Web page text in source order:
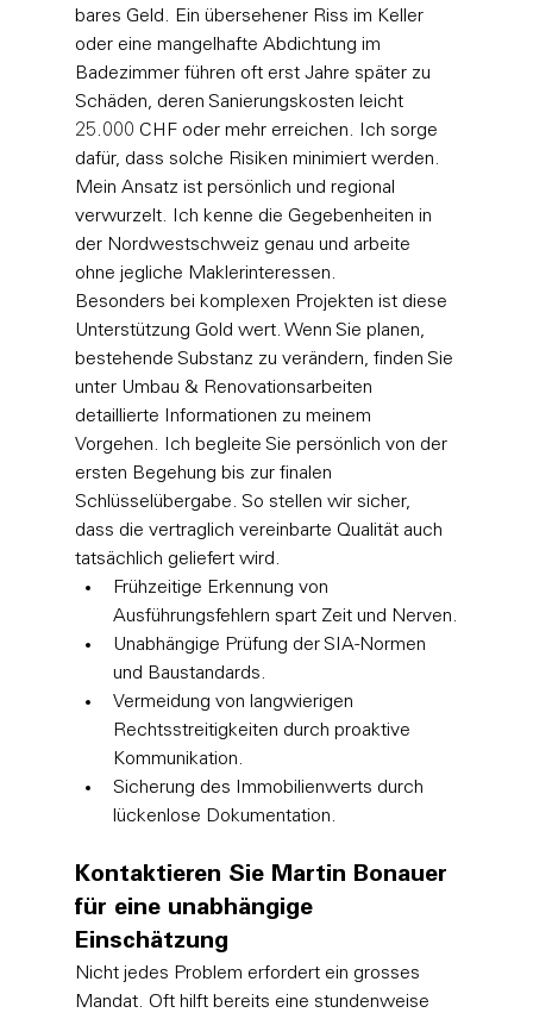
bares Geld. Ein übersehener Riss im Keller
oder eine mangelhafte Abdichtung im
Badezimmer führen oft erst Jahre später zu
Schäden, deren Sanierungskosten leicht
25.000 CHF oder mehr erreichen. Ich sorge
dafür, dass solche Risiken minimiert werden.
Mein Ansatz ist persönlich und regional
verwurzelt. Ich kenne die Gegebenheiten in
der Nordwestschweiz genau und arbeite
ohne jegliche Maklerinteressen.
Besonders bei komplexen Projekten ist diese
Unterstützung Gold wert. Wenn Sie planen,
bestehende Substanz zu verändern, finden Sie
unter Umbau & Renovationsarbeiten
detaillierte Informationen zu meinem
Vorgehen. Ich begleite Sie persönlich von der
ersten Begehung bis zur finalen
Schlüsselübergabe. So stellen wir sicher,
dass die vertraglich vereinbarte Qualität auch
tatsächlich geliefert wird.
Frühzeitige Erkennung von
Ausführungsfehlern spart Zeit und Nerven.
Unabhängige Prüfung der SIA-Normen
und Baustandards.
Vermeidung von langwierigen
Rechtsstreitigkeiten durch proaktive
Kommunikation.
Sicherung des Immobilienwerts durch
lückenlose Dokumentation.
Kontaktieren Sie Martin Bonauer
für eine unabhängige
Einschätzung
Nicht jedes Problem erfordert ein grosses
Mandat. Oft hilft bereits eine stundenweise